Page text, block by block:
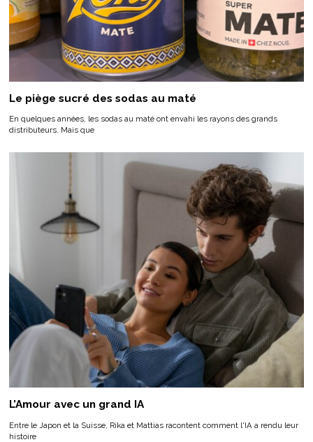
Le piège sucré des sodas au maté
En quelques années, les sodas au maté ont envahi les rayons des grands
distributeurs. Mais que
L’Amour avec un grand IA
Entre le Japon et la Suisse, Rika et Mattias racontent comment l'IA a rendu leur
histoire